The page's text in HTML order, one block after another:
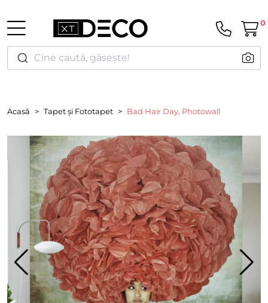
Cine caută, găsește!
0
Acasă Tapet și Fototapet Bad Hair Day, Photowall